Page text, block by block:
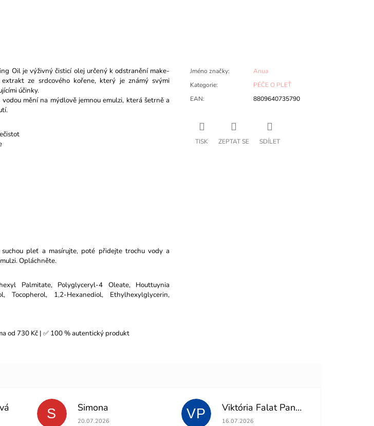
Oil je výživný čisticí olej určený k odstranění make-
ze srdcového kořene, který je známý svými
účinky.
mění na mýdlově jemnou emulzi, která šetrně a
pleť a masírujte, poté přidejte trochu vody a
Opláchněte.
Palmitate, Polyglyceryl-4 Oleate, Houttuynia
Tocopherol, 1,2-Hexanediol, Ethylhexylglycerin,
od 730 Kč | ✅ 100 % autentický produkt
Jméno značky:
Anua
Kategorie:
PÉČE O PLEŤ
EAN: 8809640735790
TISK ZEPTAT SE SDÍLET
5 hvězdiček. S Simona
Hodnocení obchodu je 5 z 5 hvězdiček.
20.07.2026 VP Viktória Falat Panisová
Hodnocení obchodu je 5 z 5 hvězdiček.
16.07.2026